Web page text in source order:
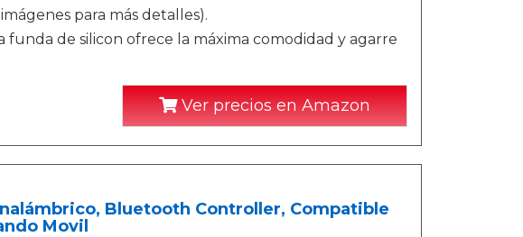
para más detalles).
funda de silicon ofrece la máxima comodidad y agarre
Ver precios en Amazon
Bluetooth Controller, Compatible
Movil